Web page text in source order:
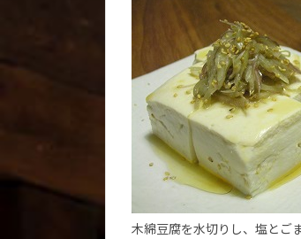
木綿豆腐を水切りし、塩とご